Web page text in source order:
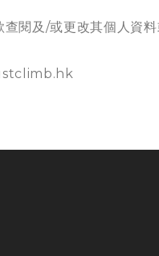
查閱及/或更改其個人資